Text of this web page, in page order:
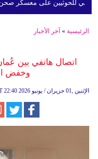
للحوثيين على معسكر صحن
الرئيسية » آخر الأخبار
اتصال هاتفي بين
وخفض
22:40 2026 الإثنين ,01 حزيران / يونيو